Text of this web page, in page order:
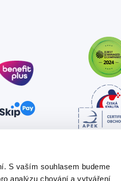
S vaším souhlasem budeme
analýzu chování a vytváření